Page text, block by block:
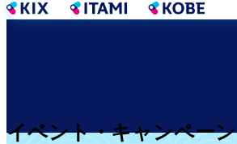
メ
ツ
イベント・キャンペーン